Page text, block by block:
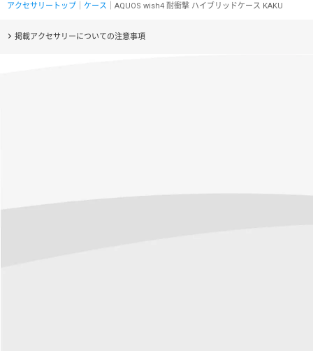
アクセサリートップ ケース ｜AQUOS wish4 耐衝撃 ハイブリッドケース KAKU
掲載アクセサリーについての注意事項